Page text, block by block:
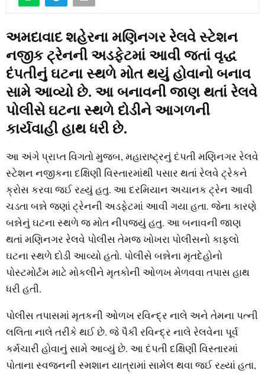
અમદાવાદ શહેરના મણિનગર રેલવે સ્ટેશન
નજીક ટ્રેનની અડફેટમાં આવી જતાં વૃદ્ધ
દંપતીનું ઘટના સ્થળે મોત થયું હોવાનો બનાવ
સામે આવ્યો છે. આ બનાવની જાણ થતાં રેલવે
પોલીસે ઘટના સ્થળે દોડીને આગળની
કાર્યવાહી હાથ ધરી છે.
આ અંગે પ્રાપ્ત વિગતો મુજબ, મહારાષ્ટ્રનું દંપતી મણિનગર રેલવે
સ્ટેશન નજીકના દક્ષિણી વિસ્તારમાંથી પસાર થતાં રેલવે ટ્રેકને
ક્રોસ કરવા જઈ રહ્યું હતુ. આ દરમિયાન અચાનક ટ્રેન આવી
ચડતા બન્ને જણાં ટ્રેનની અડફેટમાં આવી ગયા હતા. જેના કારણે
બન્નેનું ઘટના સ્થળે જ મોત નીપજ્યું હતુ. આ બનાવની જાણ
થતાં મણિનગર રેલવે પોલીસ તેમજ ખોખરા પોલીસનો કાફલો
ઘટના સ્થળે દોડી આવ્યો હતો. પોલીસે બન્નેના મૃતદેહોનો
પોસ્ટમોર્ટમ માટે મોકલીને મૃતકોની ઓળખ મેળવવા તપાસ હાથ
ધરી હતી.
પોલીસ તપાસમાં મૃતકની ઓળખ રવિન્દ્ર નાલે અને તેમના પત્ની
લલિતા નાલે તરીકે થઈ છે. જે પૈકી રવિન્દ્ર નાલે રેલવેના પૂર્વ
કર્મચારી હોવાનું સામે આવ્યું છે. આ દંપતી દક્ષિણી વિસ્તારમાં
પોતાના સ્વજનની સ્મશાન યાત્રામાં સામેલ થવા જઈ રહ્યાં હતા,